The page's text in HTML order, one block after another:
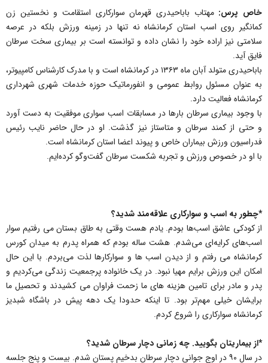
خاص پرس: مهتاب باباحیدری قهرمان سوارکاری استقامت و نخستین زن
کمانگیر روی اسب استان کرمانشاه نه تنها در زمینه ورزش بلکه در عرصه
سلامتی نیز اراده خود را نشان داده و توانسته است بر بیماری سخت سرطان
فایق آید.
باباحیدری متولد آبان ماه ۱۳۶۳ در کرمانشاه است و با مدرک کارشناس کامپیوتر،
به عنوان مسئول روابط عمومی و انفورماتیک حوزه خدمات شهری شهرداری
کرمانشاه فعالیت دارد.
با وجود بیماری سرطان بارها در مسابقات اسب سواری موفقیت به دست آورد
و حتی از کمند سرطان و متاستاز نیز گذشت. او در حال حاضر نایب رئیس
فدراسیون ورزش بیماران خاص و پیوند اعضا استان کرمانشاه است.
با او در خصوص ورزش و تجربه شکست سرطان گفت‌وگو کرده‌ایم.
*چطور به اسب و سوارکاری علاقه‌مند شدید؟
از کودکی عاشق اسب‌ها بودم. یادم هست وقتی به طاق بستان می رفتیم سوار
اسب‌های کرایه‌ای می‌شدم. هشت ساله بودم که همراه پدرم به میدان کورس
کرمانشاه می رفتم و از دیدن اسب ها و سوارکارها لذت می‌بردم. با این حال
امکان این ورزش برایم مهیا نبود. در یک خانواده پرجمعیت زندگی می‌کردیم و
پدر و مادر برای تامین هزینه های ما زحمت فراوان می کشیدند و تحصیل ما
برایشان خیلی مهم‌تر بود. تا اینکه حدودا یک دهه پیش در باشگاه شبدیز
کرمانشاه سوارکاری را شروع کردم.
*از بیماریتان بگویید. چه زمانی دچار سرطان شدید؟
در سال ۹۰ در اوج جوانی دچار سرطان بدخیم پستان شدم. بیست و پنج جلسه